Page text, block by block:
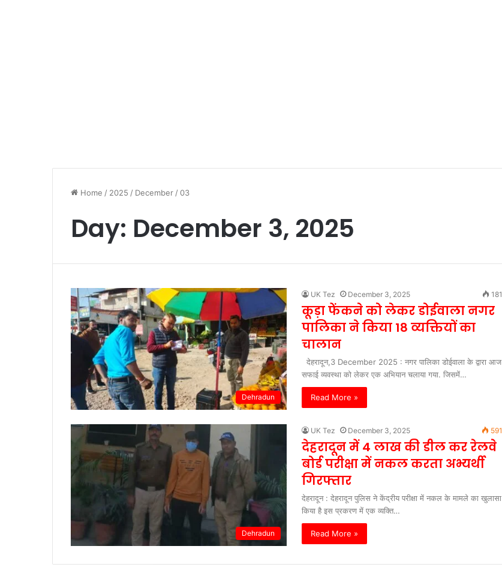
Home / 2025 / December /03
Day: December 3, 2025
Dehradun
UK Tez December 3, 2025 181
कूड़ा फेंकने को लेकर डोईवाला नगर
पालिका ने किया 18 व्यक्तियों का
चालान
देहरादून,3 December 2025 : नगर पालिका डोईवाला के द्वारा आज
सफाई व्यवस्था को लेकर एक अभियान चलाया गया. जिसमें…
Read More »
Dehradun
UK Tez December 3, 2025 591
देहरादून में 4 लाख की डील कर रेलवे
बोर्ड परीक्षा में नकल करता अभ्यर्थी
गिरफ्तार
देहरादून : देहरादून पुलिस ने केंद्रीय परीक्षा में नकल के मामले का खुलासा
किया है इस प्रकरण में एक व्यक्ति…
Read More »